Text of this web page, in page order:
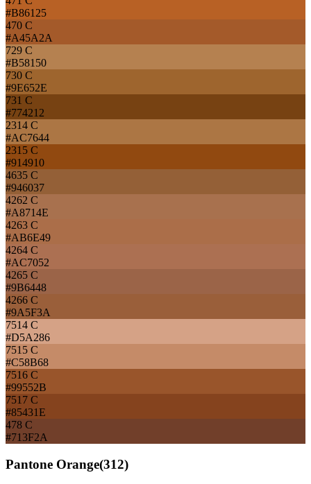
#B86125
470 C
#A45A2A
729 C
#B58150
730 C
#9E652E
731 C
#774212
2314 C
#AC7644
2315 C
#914910
4635 C
#946037
4262 C
#A8714E
4263 C
#AB6E49
4264 C
#AC7052
4265 C
#9B6448
4266 C
#9A5F3A
7514 C
#D5A286
7515 C
#C58B68
7516 C
#99552B
7517 C
#85431E
478 C
#713F2A
Pantone Orange(312)